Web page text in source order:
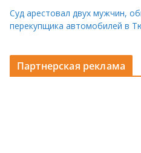
Суд арестовал двух мужчин,
перекупщика автомобилей в
Партнерская реклама